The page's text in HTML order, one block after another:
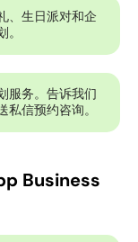
、生日派对和企
服务。告诉我们
信预约咨询。
Business